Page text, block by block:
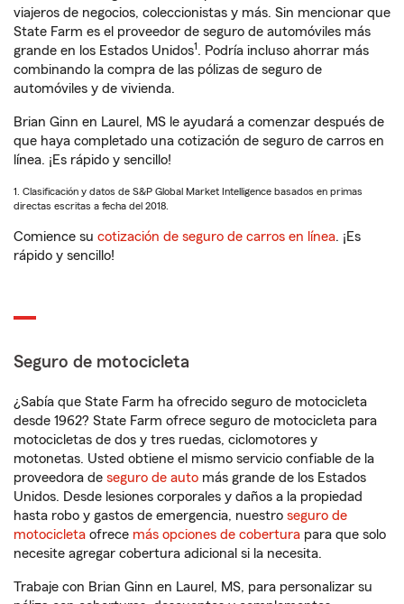
viajeros de negocios, coleccionistas y más. Sin mencionar que
State Farm es el proveedor de seguro de automóviles más
grande en los Estados Unidos1. Podría incluso ahorrar más
combinando la compra de las pólizas de seguro de
automóviles y de vivienda.
Brian Ginn en Laurel, MS le ayudará a comenzar después de
que haya completado una cotización de seguro de carros en
línea. ¡Es rápido y sencillo!
1. Clasificación y datos de S&P Global Market Intelligence basados en primas
directas escritas a fecha del 2018.
Comience su cotización de seguro de carros en línea. ¡Es
rápido y sencillo!
Seguro de motocicleta
¿Sabía que State Farm ha ofrecido seguro de motocicleta
desde 1962? State Farm ofrece seguro de motocicleta para
motocicletas de dos y tres ruedas, ciclomotores y
motonetas. Usted obtiene el mismo servicio confiable de la
proveedora de seguro de auto más grande de los Estados
Unidos. Desde lesiones corporales y daños a la propiedad
hasta robo y gastos de emergencia, nuestro seguro de
motocicleta ofrece más opciones de cobertura para que solo
necesite agregar cobertura adicional si la necesita.
Trabaje con Brian Ginn en Laurel, MS, para personalizar su